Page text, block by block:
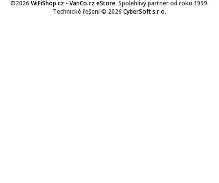
©2026 WiFiShop.cz - VanCo.cz eStore, Spolehlivý partner od roku 1999.
Technické řešení © 2026 CyberSoft s.r.o.